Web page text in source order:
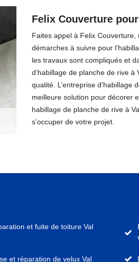
Felix Couverture
Faites appel à Felix
démarches à suivre pour
les travaux sont compliqués et
d’habillage de planche de rive à
qualité. L’entreprise d’habillage
meilleure solution pour décorer
habillage de planche de rive à
s’occuper de votre projet.
et fuite de toiture Val
et réparation de velux Val